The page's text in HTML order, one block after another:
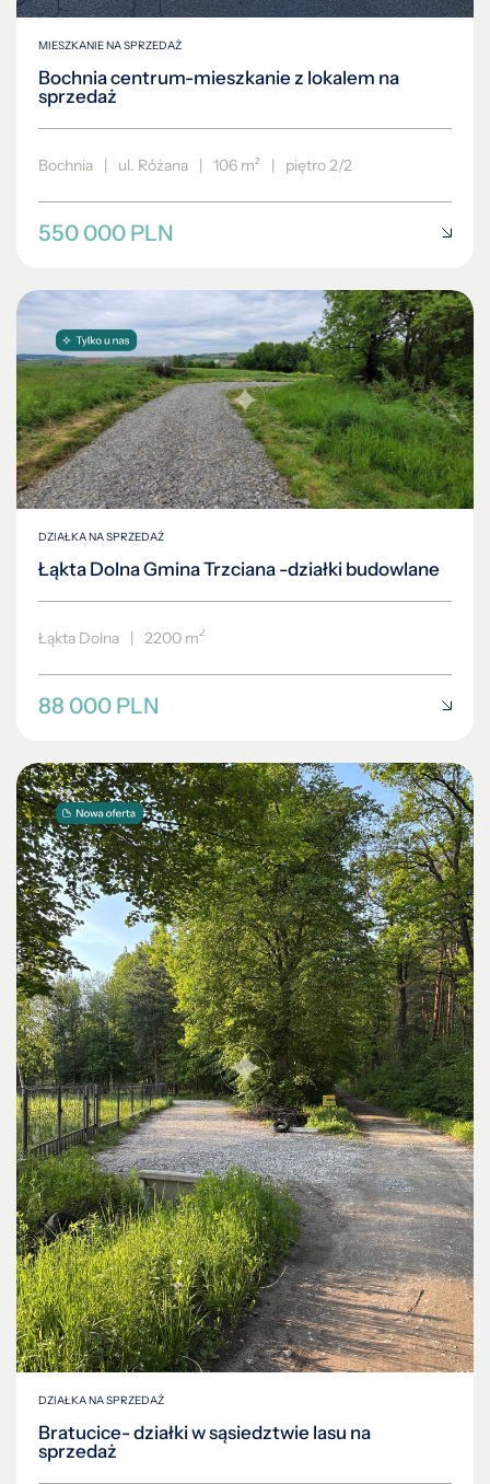
MIESZKANIE NA SPRZEDAŻ
Bochnia centrum-mieszkanie z lokalem na
sprzedaż
Bochnia | ul. Różana | 106 m² | piętro 2/2
550 000 PLN
DZIAŁKA NA SPRZEDAŻ
Łąkta Dolna Gmina Trzciana -działki budowlane
Łąkta Dolna | 2200 m2
88 000 PLN
DZIAŁKA NA SPRZEDAŻ
Bratucice- działki w sąsiedztwie lasu na
sprzedaż